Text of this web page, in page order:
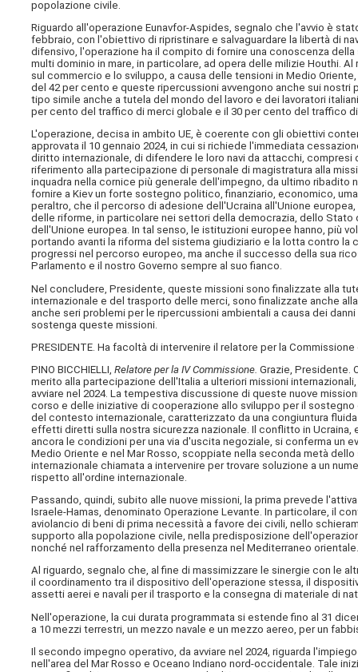
popolazione civile.
Riguardo all'operazione Eunavfor-Aspides, segnalo che l'avvio è
febbraio, con l'obiettivo di ripristinare e salvaguardare la libertà di
difensivo, l'operazione ha il compito di fornire una conoscenza
multi dominio in mare, in particolare, ad opera delle milizie Houthi.
sul commercio e lo sviluppo, a causa delle tensioni in Medio
del 42 per cento e queste ripercussioni avvengono anche sui
tipo simile anche a tutela del mondo del lavoro e dei lavoratori
per cento del traffico di merci globale e il 30 per cento del traffico
L'operazione, decisa in ambito UE, è coerente con gli obiettivi
approvata il 10 gennaio 2024, in cui si richiede l'immediata
diritto internazionale, di difendere le loro navi da attacchi,
riferimento alla partecipazione di personale di magistratura alla
inquadra nella cornice più generale dell'impegno, da ultimo ribadito
fornire a Kiev un forte sostegno politico, finanziario, economico,
peraltro, che il percorso di adesione dell'Ucraina all'Unione
delle riforme, in particolare nei settori della democrazia, dello
dell'Unione europea. In tal senso, le istituzioni europee hanno, più
portando avanti la riforma del sistema giudiziario e la lotta contro
progressi nel percorso europeo, ma anche il successo della sua
Parlamento e il nostro Governo sempre al suo fianco.
Nel concludere, Presidente, queste missioni sono finalizzate alla
internazionale e del trasporto delle merci, sono finalizzate anche
anche seri problemi per le ripercussioni ambientali a causa dei
sostenga queste missioni.
PRESIDENTE. Ha facoltà di intervenire il relatore per la
PINO BICCHIELLI,Relatore per la IV Commissione.Grazie, Presidente.
merito alla partecipazione dell'Italia a ulteriori missioni
avviare nel 2024. La tempestiva discussione di queste nuove
corso e delle iniziative di cooperazione allo sviluppo per il
del contesto internazionale, caratterizzato da una congiuntura
effetti diretti sulla nostra sicurezza nazionale. Il conflitto in Ucraina,
ancora le condizioni per una via d'uscita negoziale, si conferma un
Medio Oriente e nel Mar Rosso, scoppiate nella seconda metà
internazionale chiamata a intervenire per trovare soluzione a un
rispetto all'ordine internazionale.
Passando, quindi, subito alle nuove missioni, la prima prevede
Israele-Hamas, denominato Operazione Levante. In particolare, il
aviolancio di beni di prima necessità a favore dei civili, nello
supporto alla popolazione civile, nella predisposizione
nonché nel rafforzamento della presenza nel Mediterraneo
Al riguardo, segnalo che, al fine di massimizzare le sinergie con le
il coordinamento tra il dispositivo dell'operazione stessa, il
assetti aerei e navali per il trasporto e la consegna di materiale di
Nell'operazione, la cui durata programmata si estende fino al 31
a 10 mezzi terrestri, un mezzo navale e un mezzo aereo, per un
Il secondo impegno operativo, da avviare nel 2024, riguarda
nell'area del Mar Rosso e Oceano Indiano nord-occidentale. Tale